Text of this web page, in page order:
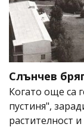
Слънчев
Когато още са
пустиня",
растителност